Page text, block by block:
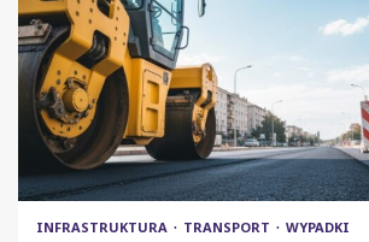
INFRASTRUKTURA TRANSPORT WYPADKI